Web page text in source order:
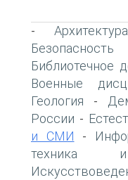
-
Безопасность
Библиотечное
Военные
Геология -
России -
и СМИ -
техника и